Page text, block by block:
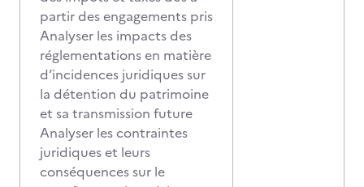
partir des engagements pris
Analyser les impacts des
réglementationsen matière
d’incidences juridiques sur
la détention du patrimoine
et sa transmission future
Analyser les contraintes
juridiques et leurs
conséquences sur le